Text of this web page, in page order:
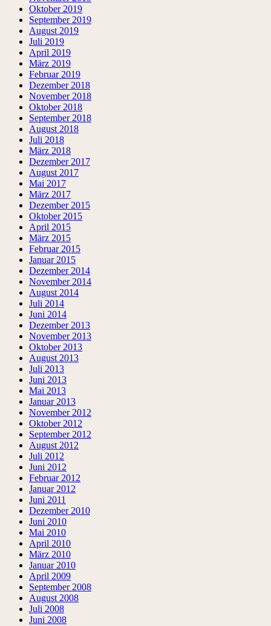
Oktober 2019
September 2019
August 2019
Juli 2019
April 2019
März 2019
Februar 2019
Dezember 2018
November 2018
Oktober 2018
September 2018
August 2018
Juli 2018
März 2018
Dezember 2017
August 2017
Mai 2017
März 2017
Dezember 2015
Oktober 2015
April 2015
März 2015
Februar 2015
Januar 2015
Dezember 2014
November 2014
August 2014
Juli 2014
Juni 2014
Dezember 2013
November 2013
Oktober 2013
August 2013
Juli 2013
Juni 2013
Mai 2013
Januar 2013
November 2012
Oktober 2012
September 2012
August 2012
Juli 2012
Juni 2012
Februar 2012
Januar 2012
Juni 2011
Dezember 2010
Juni 2010
Mai 2010
April 2010
März 2010
Januar 2010
April 2009
September 2008
August 2008
Juli 2008
Juni 2008